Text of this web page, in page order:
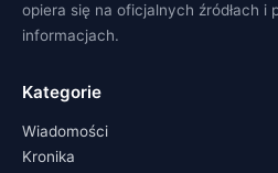
opiera się na oficjalnych źródłach i
informacjach.
Kategorie
Wiadomości
Kronika